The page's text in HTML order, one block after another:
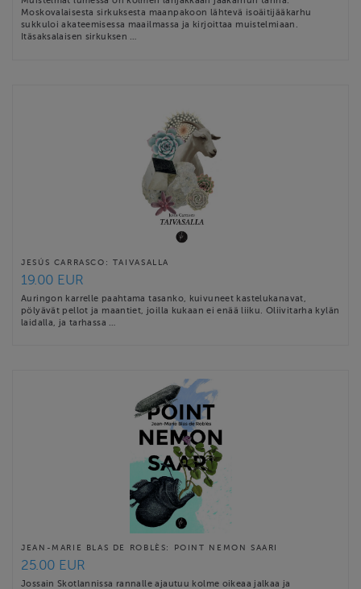
Moskovalaisesta sirkuksesta maanpakoon lähtevä isoäitijääkarhu
sukkuloi akateemisessa maailmassa ja kirjoittaa muistelmiaan.
Itäsaksalaisen sirkuksen …
JESÚS CARRASCO: TAIVASALLA
19.00 EUR
Auringon karrelle paahtama tasanko, kuivuneet kastelukanavat,
pölyävät pellot ja maantiet, joilla kukaan ei enää liiku. Oliivitarha kylän
laidalla, ja tarhassa …
JEAN-MARIE BLAS DE ROBLÈS: POINT NEMON SAARI
25.00 EUR
Jossain Skotlannissa rannalle ajautuu kolme oikeaa jalkaa ja